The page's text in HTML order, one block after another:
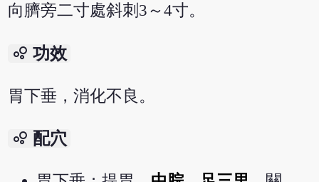
向臍旁二寸處斜刺3～4寸。
bubble_chart 功效
胃下垂，消化不良。
bubble_chart 配穴